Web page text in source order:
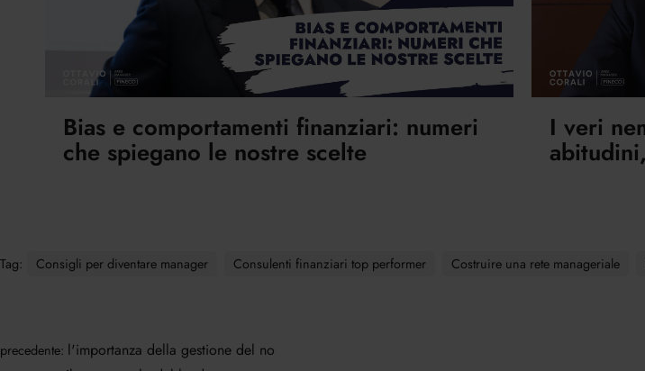
Bias e comportamenti finanziari: numeri
che spiegano le nostre scelte
I veri
Tag: Consigli per diventare manager Consulenti finanziari top performer Costruire una rete manageriale
precedente: l'importanza della gestione del no